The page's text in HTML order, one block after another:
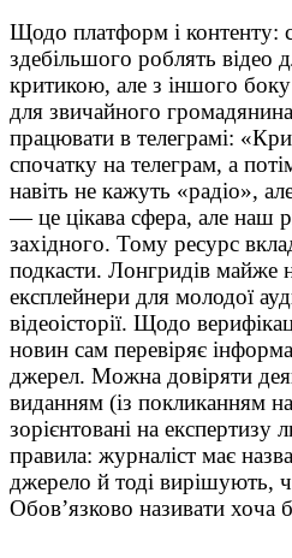
Щодо платформ і контенту:
здебільшого роблять відео
критикою, але з іншого
для звичайного
працювати в телеграмі:
спочатку на телеграм, а
навіть не кажуть «радіо»,
— це цікава сфера, але наш
західного. Тому ресурс
подкасти. Лонгридів майже
експлейнери для молодої
відеоісторії. Щодо
новин сам перевіряє
джерел. Можна довіряти
виданням (із покликанням
зорієнтовані на експертизу
правила: журналіст має
джерело й тоді вирішують,
Обов’язково називати хоча